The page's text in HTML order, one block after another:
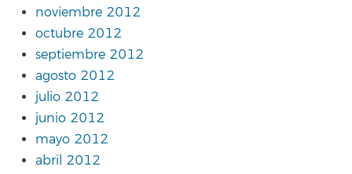
noviembre 2012
octubre 2012
septiembre 2012
agosto 2012
julio 2012
junio 2012
mayo 2012
abril 2012